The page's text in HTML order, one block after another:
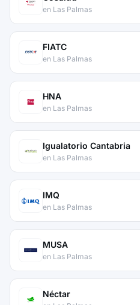
en Las Palmas
FIATC
en Las Palmas
HNA
en Las Palmas
Igualatorio Cantabria
en Las Palmas
IMQ
en Las Palmas
MUSA
en Las Palmas
Néctar